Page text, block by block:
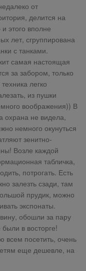
от
делится на
этого вполне
лет, сгруппирована
с танками.
самая настоящая
за забором, только
легко
из пушки
воображения)) В
охрана не видела,
немного окунуться
зенитно-
Возле каждой
табличка,
потрогать. Есть
залезть сзади, там
прудик, можно
экспонаты.
обошли за пару
в восторге!
всем посетить, очень
еще дешевле, на